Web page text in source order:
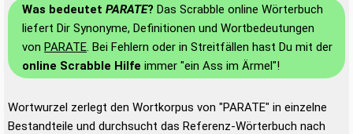
Was bedeutet PARATE? Das Scrabble online Wörterbuch
liefert Dir Synonyme, Definitionen und Wortbedeutungen
von PARATE. Bei Fehlern oder in Streitfällen hast Du mit der
online Scrabble Hilfe immer "ein Ass im Ärmel"!
Wortwurzel zerlegt den Wortkorpus von "PARATE" in einzelne
Bestandteile und durchsucht das Referenz-Wörterbuch nach